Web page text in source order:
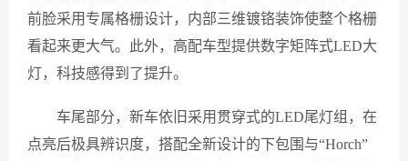
前脸采用专属格栅设计，内部三维镀铬装饰使整个格栅
看起来更大气。此外，高配车型提供数字矩阵式LED大
灯，科技感得到了提升。
车尾部分，新车依旧采用贯穿式的LED尾灯组，在
点亮后极具辨识度，搭配全新设计的下包围与“Horch”